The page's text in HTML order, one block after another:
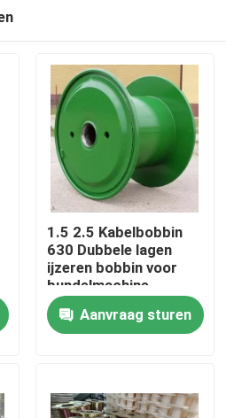
1.5 2.5 Kabelbobbin
630 Dubbele lagen
ijzeren bobbin voor
bundelmachine
Aanvraag sturen